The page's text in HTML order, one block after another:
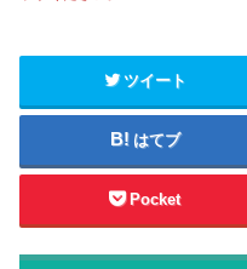
ツイート
はてブ
Pocket